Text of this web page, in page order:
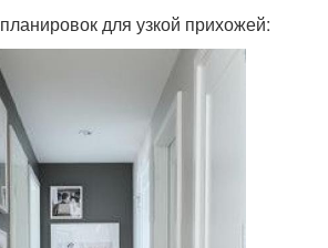
для узкой прихожей: